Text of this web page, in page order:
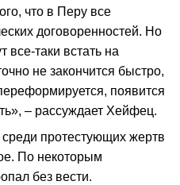
что в Перу все
договоренностей. Но
все-таки встать на
не закончится быстро,
появится
– рассуждает Хейфец.
среди протестующих жертв
По некоторым
без вести.